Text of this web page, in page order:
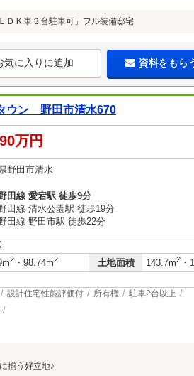
ＤＫ車３台駐車可」フル装備邸宅
気に入りに追加 資料をもら
ウン 野田市清水670
万円
野田市清水
田線 愛宕駅 徒歩9分
田線 清水公園駅 徒歩19分
田線 野田市駅 徒歩22分
2 ・98.74m2 土地面積 143.7m2 ・
設計住宅性能評価付 所有権
駐車2台以上
揃う好立地♪